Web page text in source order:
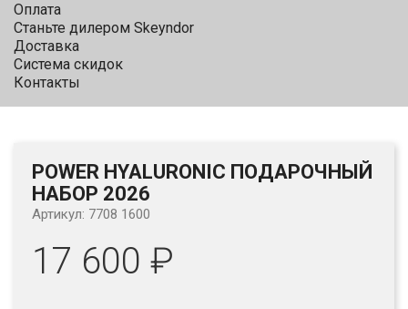
Оплата
Станьте дилером Skeyndor
Доставка
Система скидок
Контакты
POWER HYALURONIC ПОДАРОЧНЫЙ
НАБОР 2026
Артикул: 7708 1600
17 600 ₽